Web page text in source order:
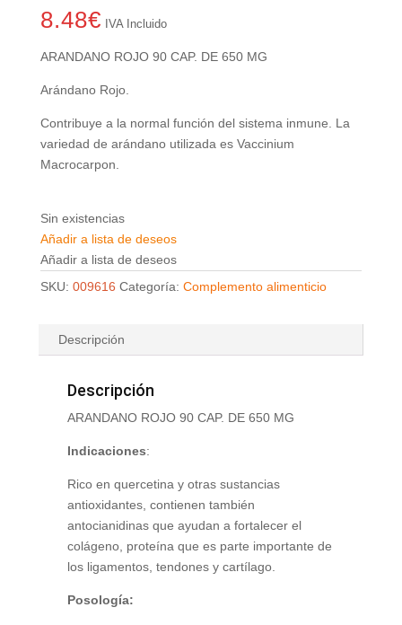
8.48€ IVA Incluido
ARANDANO ROJO 90 CAP. DE 650 MG
Arándano Rojo.
Contribuye a la normal función del sistema inmune. La
variedad de arándano utilizada es Vaccinium
Macrocarpon.
Sin existencias
Añadir a lista de deseos
Añadir a lista de deseos
SKU: 009616 Categoría: Complemento alimenticio
Descripción
Descripción
ARANDANO ROJO 90 CAP. DE 650 MG
Indicaciones:
Rico en quercetina y otras sustancias
antioxidantes, contienen también
antocianidinas que ayudan a fortalecer el
colágeno, proteína que es parte importante de
los ligamentos, tendones y cartílago.
Posología: